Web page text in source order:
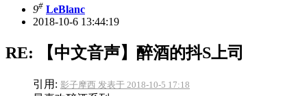
9# LeBlanc
2018-10-6 13:44:19
RE: 【中文音声】醉酒的抖S上司
引用: 影子摩西 发表于 2018-10-5 17:18